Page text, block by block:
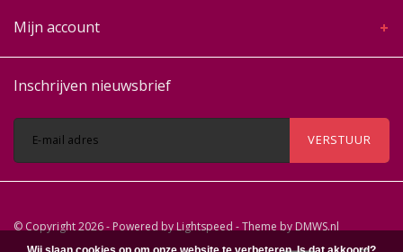
Mijn account
Inschrijven nieuwsbrief
VERSTUUR
© Copyright 2026 - Powered by Lightspeed - Theme by DMWS.nl